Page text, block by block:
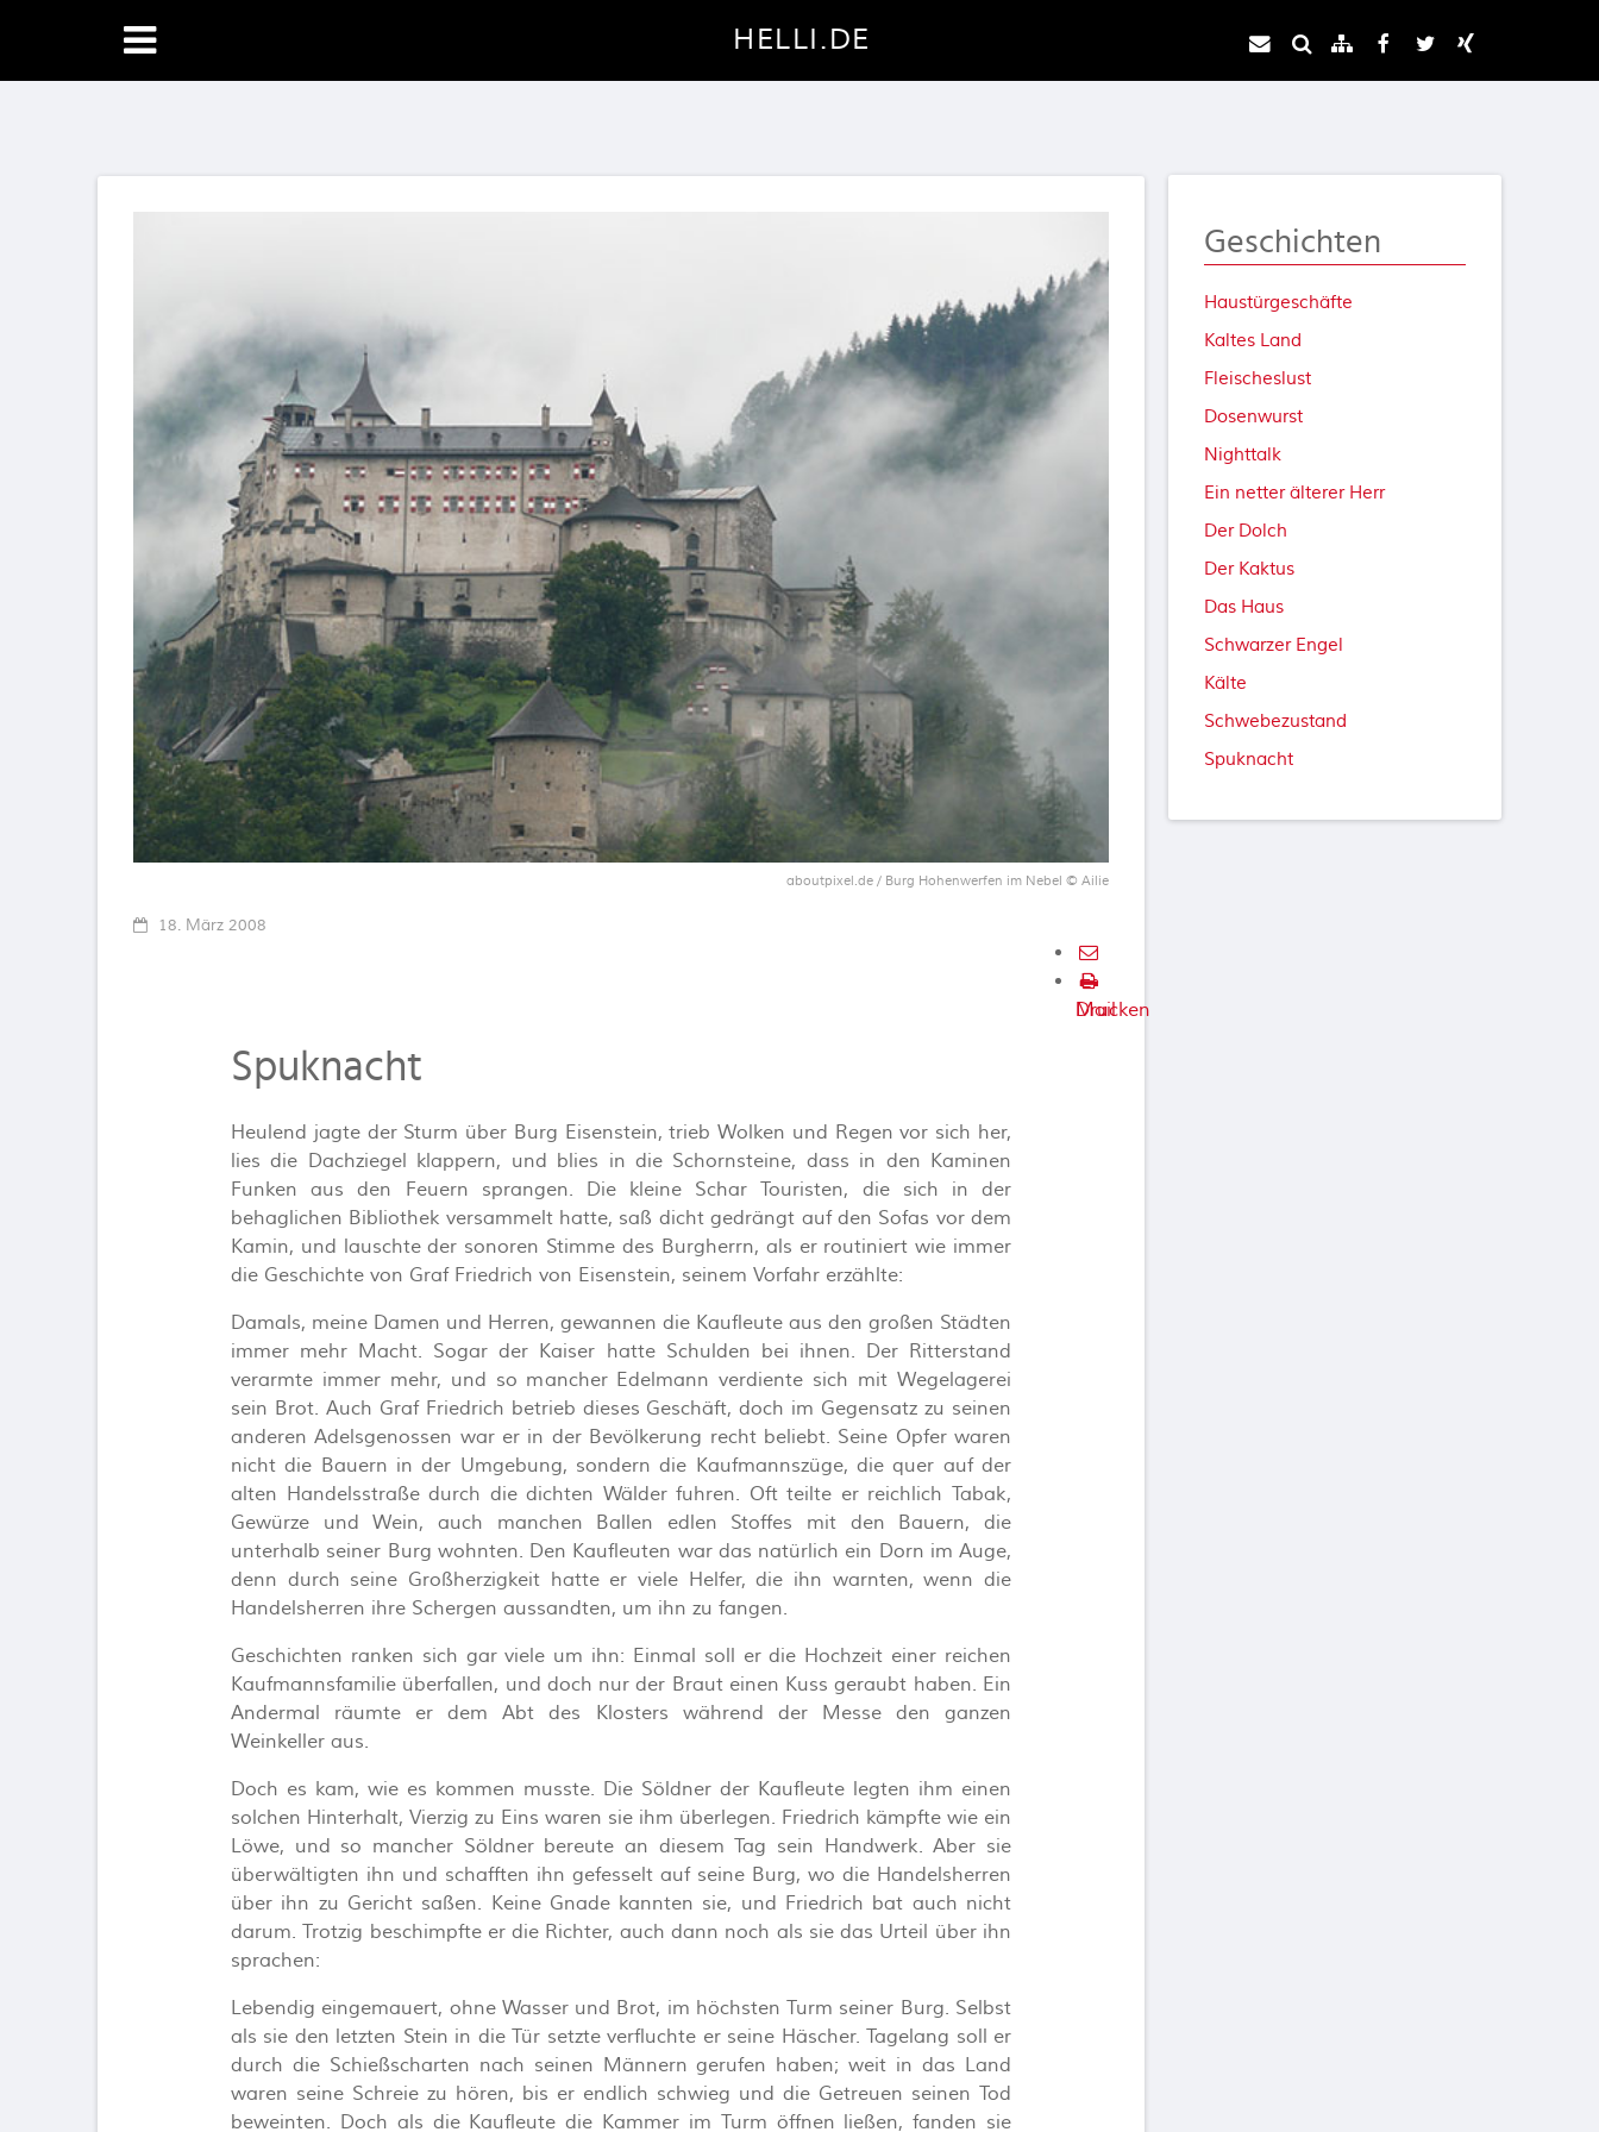
HELLI.DE
aboutpixel.de / Burg Hohenwerfen im Nebel © Ailie
18. März 2008
E-
Mail
Drucken
Spuknacht
Heulend jagte der Sturm über Burg Eisenstein, trieb Wolken und Regen vor sich her,
lies die Dachziegel klappern, und blies in die Schornsteine, dass in den Kaminen
Funken aus den Feuern sprangen. Die kleine Schar Touristen, die sich in der
behaglichen Bibliothek versammelt hatte, saß dicht gedrängt auf den Sofas vor dem
Kamin, und lauschte der sonoren Stimme des Burgherrn, als er routiniert wie immer
die Geschichte von Graf Friedrich von Eisenstein, seinem Vorfahr erzählte:
Damals, meine Damen und Herren, gewannen die Kaufleute aus den großen Städten
immer mehr Macht. Sogar der Kaiser hatte Schulden bei ihnen. Der Ritterstand
verarmte immer mehr, und so mancher Edelmann verdiente sich mit Wegelagerei
sein Brot. Auch Graf Friedrich betrieb dieses Geschäft, doch im Gegensatz zu seinen
anderen Adelsgenossen war er in der Bevölkerung recht beliebt. Seine Opfer waren
nicht die Bauern in der Umgebung, sondern die Kaufmannszüge, die quer auf der
alten Handelsstraße durch die dichten Wälder fuhren. Oft teilte er reichlich Tabak,
Gewürze und Wein, auch manchen Ballen edlen Stoffes mit den Bauern, die
unterhalb seiner Burg wohnten. Den Kaufleuten war das natürlich ein Dorn im Auge,
denn durch seine Großherzigkeit hatte er viele Helfer, die ihn warnten, wenn die
Handelsherren ihre Schergen aussandten, um ihn zu fangen.
Geschichten ranken sich gar viele um ihn: Einmal soll er die Hochzeit einer reichen
Kaufmannsfamilie überfallen, und doch nur der Braut einen Kuss geraubt haben. Ein
Andermal räumte er dem Abt des Klosters während der Messe den ganzen
Weinkeller aus.
Doch es kam, wie es kommen musste. Die Söldner der Kaufleute legten ihm einen
solchen Hinterhalt, Vierzig zu Eins waren sie ihm überlegen. Friedrich kämpfte wie ein
Löwe, und so mancher Söldner bereute an diesem Tag sein Handwerk. Aber sie
überwältigten ihn und schafften ihn gefesselt auf seine Burg, wo die Handelsherren
über ihn zu Gericht saßen. Keine Gnade kannten sie, und Friedrich bat auch nicht
darum. Trotzig beschimpfte er die Richter, auch dann noch als sie das Urteil über ihn
sprachen:
Lebendig eingemauert, ohne Wasser und Brot, im höchsten Turm seiner Burg. Selbst
als sie den letzten Stein in die Tür setzte verfluchte er seine Häscher. Tagelang soll er
durch die Schießscharten nach seinen Männern gerufen haben; weit in das Land
waren seine Schreie zu hören, bis er endlich schwieg und die Getreuen seinen Tod
beweinten. Doch als die Kaufleute die Kammer im Turm öffnen ließen, fanden sie
Geschichten
Haustürgeschäfte
Kaltes Land
Fleischeslust
Dosenwurst
Nighttalk
Ein netter älterer Herr
Der Dolch
Der Kaktus
Das Haus
Schwarzer Engel
Kälte
Schwebezustand
Spuknacht